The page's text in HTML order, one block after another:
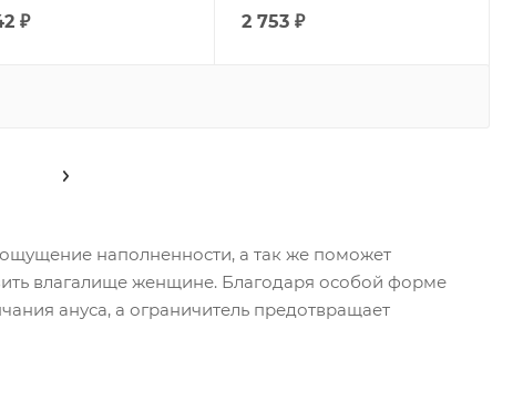
₽ 2 753₽
наполненности, а так же поможет
влагалище женщине. Благодаря особой форме
ануса, а ограничитель предотвращает